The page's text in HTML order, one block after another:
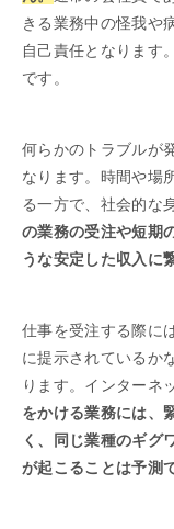
きる業務中の怪我や
自己責任となります
です。
何らかのトラブルが
なります。時間や場
る一方で、社会的な
の業務の受注や短期
うな安定した収入に
仕事を受注する際に
に提示されているか
ります。インターネ
をかける業務には、
く、同じ業種のギグ
が起こることは予測